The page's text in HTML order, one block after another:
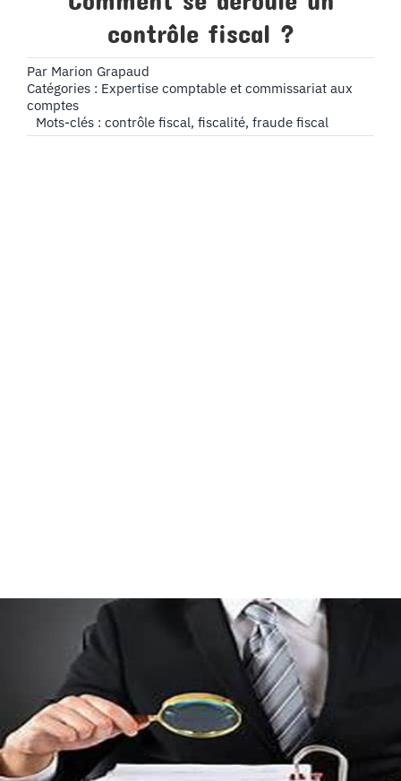
contrôle fiscal ?
Par Marion Grapaud
Catégories : Expertise comptable et commissariat aux
comptes
Mots-clés : contrôle fiscal, fiscalité, fraude fiscal